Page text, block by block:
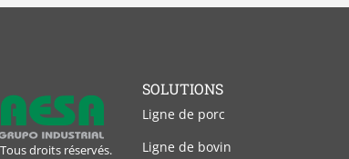
droits réservés.
SOLUTIONS
Ligne de porc
Ligne de bovin